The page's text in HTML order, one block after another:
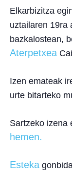
Elkarbizitza
uztailaren 19ra
bazkalostean,
Aterpetxea
Izen emateak
urte bitarteko
Sartzeko izena
hemen.
Esteka